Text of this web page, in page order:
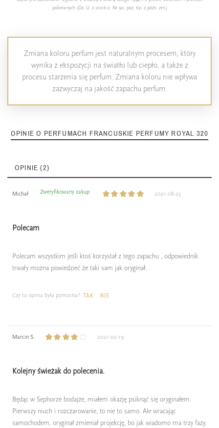
pokrewnych (Dz. U. z 2006 e. Nr 90, poz. 631 z późn. zm.)
Zmiana koloru perfum jest naturalnym procesem, który
wynika z ekspozycji na światło lub ciepło, a także z
procesu starzenia się perfum. Zmiana koloru nie wpływa
zazwyczaj na jakość zapachu perfum.
OPINIE O PERFUMACH FRANCUSKIE PERFUMY ROYAL 320
OPINIE (2)
Michał Zweryfikowany zakup 2021-08-25
Polecam
Polecam wszystkim jeśli ktoś korzystał z tego zapachu , odpowiednik
trwały można powiedzieć że taki sam jak oryginał.
Czy ta opinia była pomocna? TAK NIE
Marcin S. 2021-02-19
Kolejny świeżak do polecenia.
Będąc w Sephorze bodajże, miałem okazję psiknąć się oryginałem.
Pierwszy niuch i rozczarowanie, to nie to samo. Ale wracając
samochodem, oryginał zmieniał projekcję, bo jak wiadomo ma trzy fazy.